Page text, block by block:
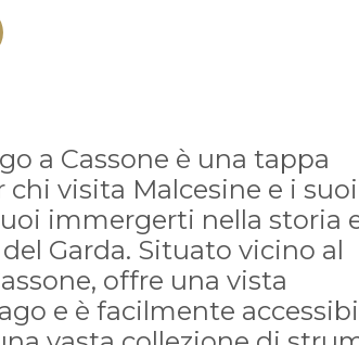
a Cassone è una tappa
visita Malcesine e i suoi
immergerti nella storia
Garda. Situato vicino al
offre una vista
e è facilmente